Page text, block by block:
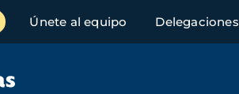
Únete al equipo Delegaciones